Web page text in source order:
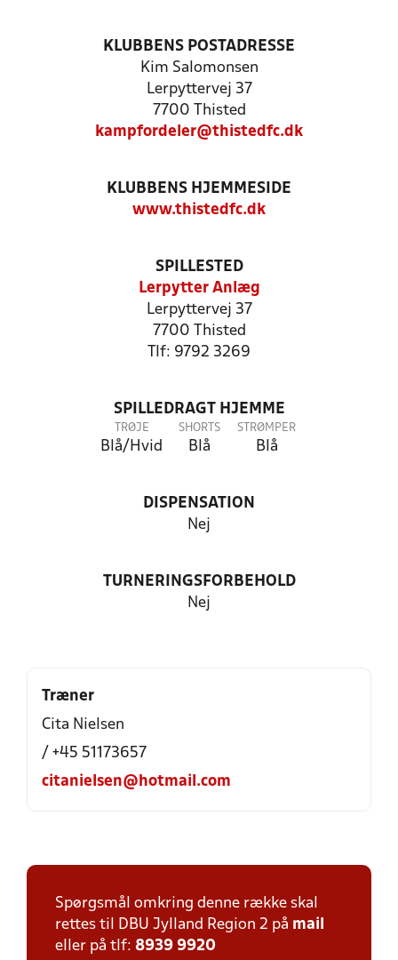
KLUBBENS POSTADRESSE
Kim Salomonsen
Lerpyttervej 37
7700 Thisted
kampfordeler@thistedfc.dk
KLUBBENS HJEMMESIDE
www.thistedfc.dk
SPILLESTED
Lerpytter Anlæg
Lerpyttervej 37
7700 Thisted
Tlf: 9792 3269
SPILLEDRAGT HJEMME
TRØJE
Blå/Hvid
SHORTS
Blå
STRØMPER
Blå
DISPENSATION
Nej
TURNERINGSFORBEHOLD
Nej
Træner
Cita Nielsen
/ +45 51173657
citanielsen@hotmail.com
Spørgsmål omkring denne række skal
rettes til DBU Jylland Region 2 på mail
eller på tlf: 8939 9920